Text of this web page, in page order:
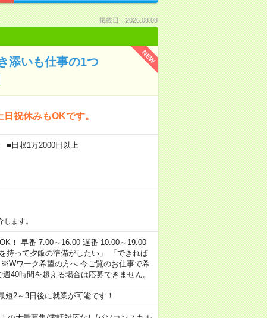
掲載日：2026.08.08
NEW
添いも仕事の1つ
祝休みもOKです。
日収1万2000円以上
ます。
！ 早番 7:00～16:00 遅番 10:00～19:00
持って夕飯の準備がしたい」 「できれば
ワーク希望の方へ 今ご覧のお仕事で希
40時間を超える場合は応募できません。
2～3日後に就業が可能です！